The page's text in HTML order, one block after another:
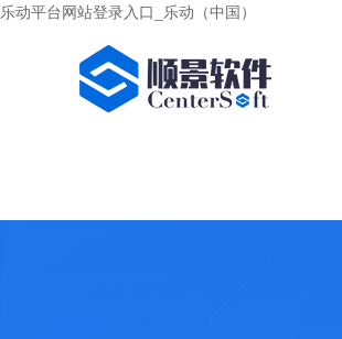
乐动平台网站登录入口_乐动（中国）